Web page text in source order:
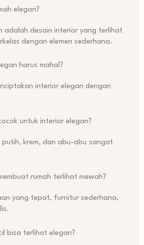
elegan?
adalah desain interior yang terlihat
dengan elemen sederhana.
harus mahal?
interior elegan dengan
untuk interior elegan?
krem, dan abu-abu sangat
rumah terlihat mewah?
yang tepat, furnitur sederhana,
bisa terlihat elegan?